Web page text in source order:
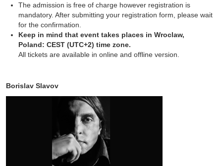
The admission is free of charge however registration is
mandatory. After submitting your registration form, please wait
for the confirmation.
Keep in mind that event takes places in Wroclaw,
Poland: CEST (UTC+2) time zone.
All tickets are available in online and offline version.
Borislav Slavov